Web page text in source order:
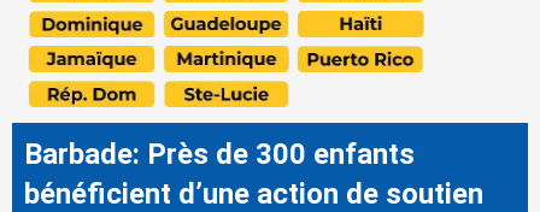
Barbade: Près de 300 enfants
bénéficient d’une action de soutien